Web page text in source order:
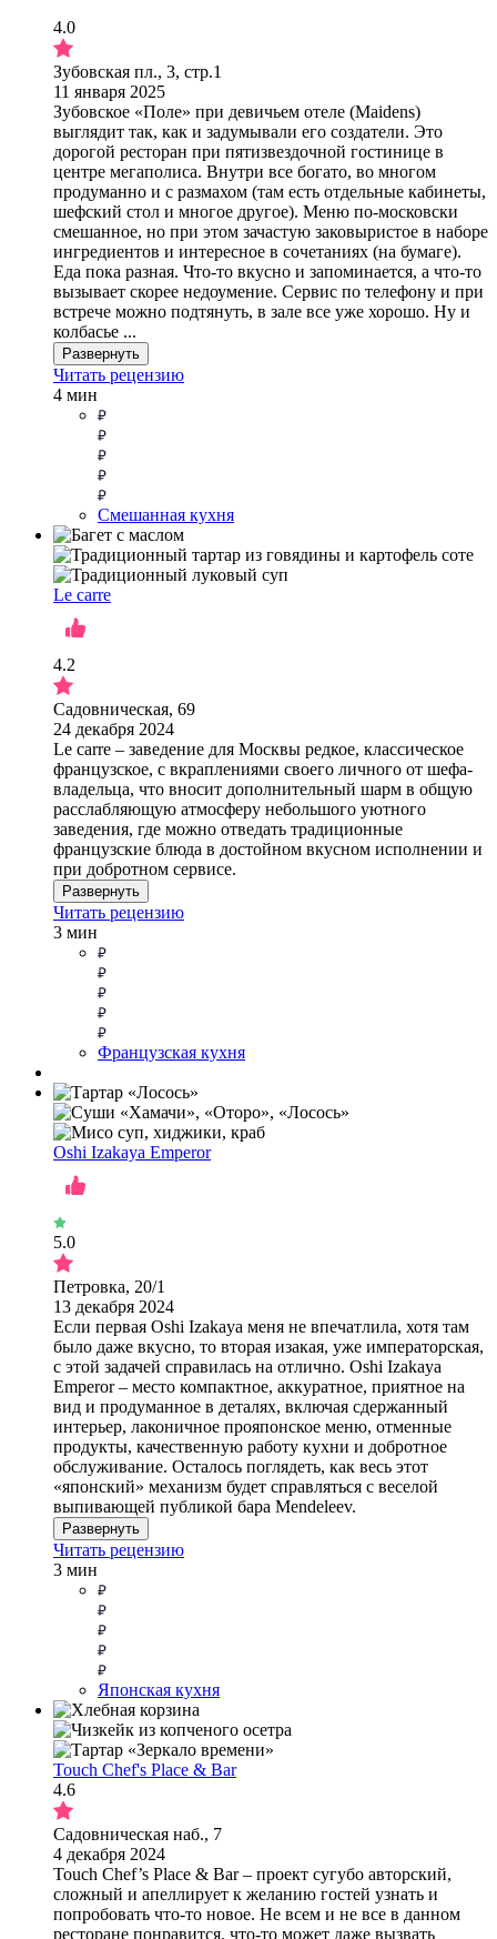
4.0
Зубовская пл., 3, cтр.1
11 января 2025
Зубовское «Поле» при девичьем отеле (Maidens)
выглядит так, как и задумывали его создатели. Это
дорогой ресторан при пятизвездочной гостинице в
центре мегаполиса. Внутри все богато, во многом
продуманно и с размахом (там есть отдельные кабинеты,
шефский стол и многое другое). Меню по-московски
смешанное, но при этом зачастую заковыристое в наборе
ингредиентов и интересное в сочетаниях (на бумаге).
Еда пока разная. Что-то вкусно и запоминается, а что-то
вызывает скорее недоумение. Сервис по телефону и при
встрече можно подтянуть, в зале все уже хорошо. Ну и
колбасье ...
Развернуть
Читать рецензию
4 мин
Смешанная кухня
Le carre
4.2
Садовническая, 69
24 декабря 2024
Le carre – заведение для Москвы редкое, классическое
французское, с вкраплениями своего личного от шефа-
владельца, что вносит дополнительный шарм в общую
расслабляющую атмосферу небольшого уютного
заведения, где можно отведать традиционные
французские блюда в достойном вкусном исполнении и
при добротном сервисе.
Развернуть
Читать рецензию
3 мин
Французская кухня
Oshi Izakaya Emperor
5.0
Петровка, 20/1
13 декабря 2024
Если первая Oshi Izakaya меня не впечатлила, хотя там
было даже вкусно, то вторая изакая, уже императорская,
с этой задачей справилась на отлично. Oshi Izakaya
Emperor – место компактное, аккуратное, приятное на
вид и продуманное в деталях, включая сдержанный
интерьер, лаконичное прояпонское меню, отменные
продукты, качественную работу кухни и добротное
обслуживание. Осталось поглядеть, как весь этот
«японский» механизм будет справляться с веселой
выпивающей публикой бара Mendeleev.
Развернуть
Читать рецензию
3 мин
Японская кухня
Touch Chef's Place & Bar
4.6
Садовническая наб., 7
4 декабря 2024
Touch Chef’s Place & Bar – проект сугубо авторский,
сложный и апеллирует к желанию гостей узнать и
попробовать что-то новое. Не всем и не все в данном
ресторане понравится, что-то может даже вызвать